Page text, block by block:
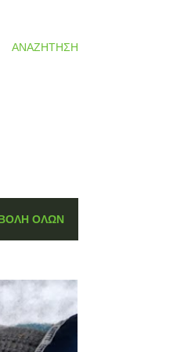
ΑΝΑΖΉΤΗΣΗ
ΌΛΩΝ